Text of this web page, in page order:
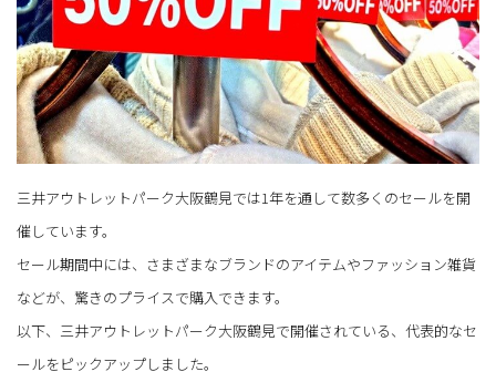
三井アウトレットパーク大阪鶴見では1年を通して数多くのセールを開
催しています。
セール期間中には、さまざまなブランドのアイテムやファッション雑貨
などが、驚きのプライスで購入できます。
以下、三井アウトレットパーク大阪鶴見で開催されている、代表的なセ
ールをピックアップしました。